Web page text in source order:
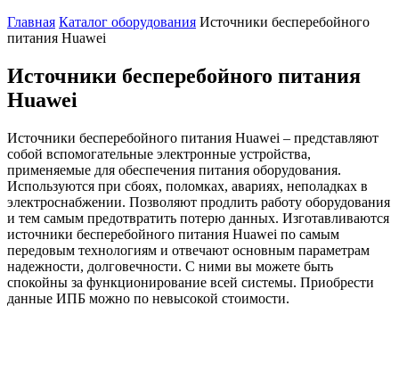
Главная Каталог оборудования Источники бесперебойного
питания Huawei
Источники бесперебойного питания
Huawei
Источники бесперебойного питания Huawei – представляют
собой вспомогательные электронные устройства,
применяемые для обеспечения питания оборудования.
Используются при сбоях, поломках, авариях, неполадках в
электроснабжении. Позволяют продлить работу оборудования
и тем самым предотвратить потерю данных. Изготавливаются
источники бесперебойного питания Huawei по самым
передовым технологиям и отвечают основным параметрам
надежности, долговечности. С ними вы можете быть
спокойны за функционирование всей системы. Приобрести
данные ИПБ можно по невысокой стоимости.